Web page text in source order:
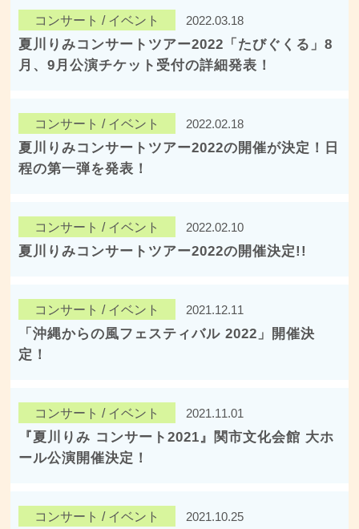
コンサート / イベント 2022.03.18
夏川りみコンサートツアー2022「たびぐくる」8
月、9月公演チケット受付の詳細発表！
コンサート / イベント 2022.02.18
夏川りみコンサートツアー2022の開催が決定！日
程の第一弾を発表！
コンサート / イベント 2022.02.10
夏川りみコンサートツアー2022の開催決定!!
コンサート / イベント 2021.12.11
「沖縄からの風フェスティバル 2022」開催決
定！
コンサート / イベント 2021.11.01
『夏川りみ コンサート2021』関市文化会館 大ホ
ール公演開催決定！
コンサート / イベント 2021.10.25